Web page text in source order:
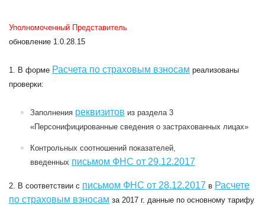
Уполномоченный Представитель
обновление 1.0.28.15
1. В форме Расчета по страховым взносам реализованы
проверки:
Заполнения реквизитов из раздела 3
«Персонифицированные сведения о застрахованных лицах»
Контрольных соотношений показателей,
введенных письмом ФНС от 29.12.2017
2. В соответствии с письмом ФНС от 28.12.2017 в Расчете
по страховым взносам за 2017 г. данные по основному тарифу